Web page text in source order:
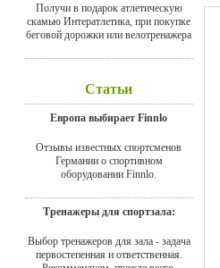
Получи в подарок атлетическую
скамью Интератлетика, при покупке
беговой дорожки или велотренажера
Статьи
Европа выбирает Finnlo
Отзывы известных спортсменов
Германии о спортивном
оборудовании Finnlo.
Тренажеры для спортзала:
Выбор тренажеров для зала - задача
первостепенная и ответственная.